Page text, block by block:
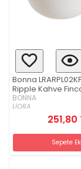
Bonna
Ripple Kahve
BONNA
LİORA
251,80
Sepete